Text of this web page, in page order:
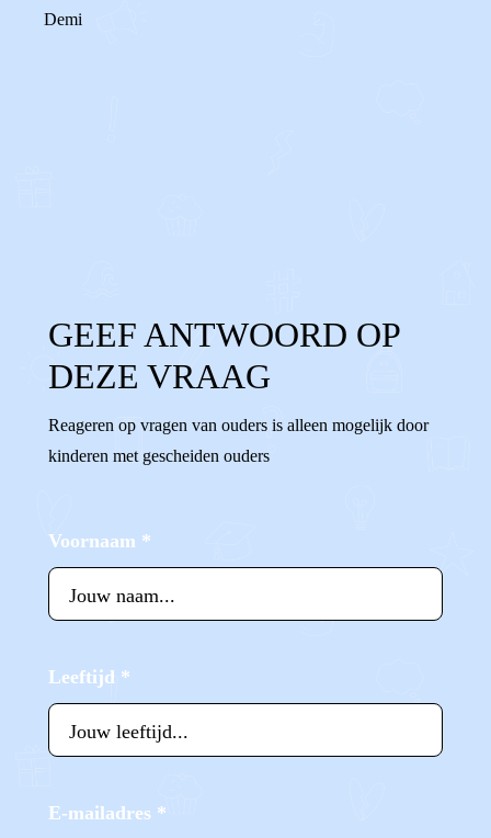
Demi
GEEF ANTWOORD OP
DEZE VRAAG
Reageren op vragen van ouders is alleen mogelijk door
kinderen met gescheiden ouders
Voornaam *
Leeftijd *
E-mailadres *